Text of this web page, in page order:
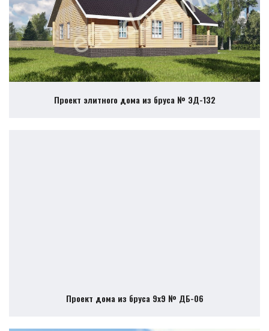
Проект элитного дома из бруса № ЭД-132
Проект дома из бруса 9х9 № ДБ-06